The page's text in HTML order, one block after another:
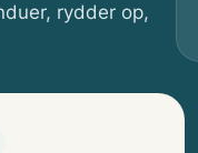
rydder op,